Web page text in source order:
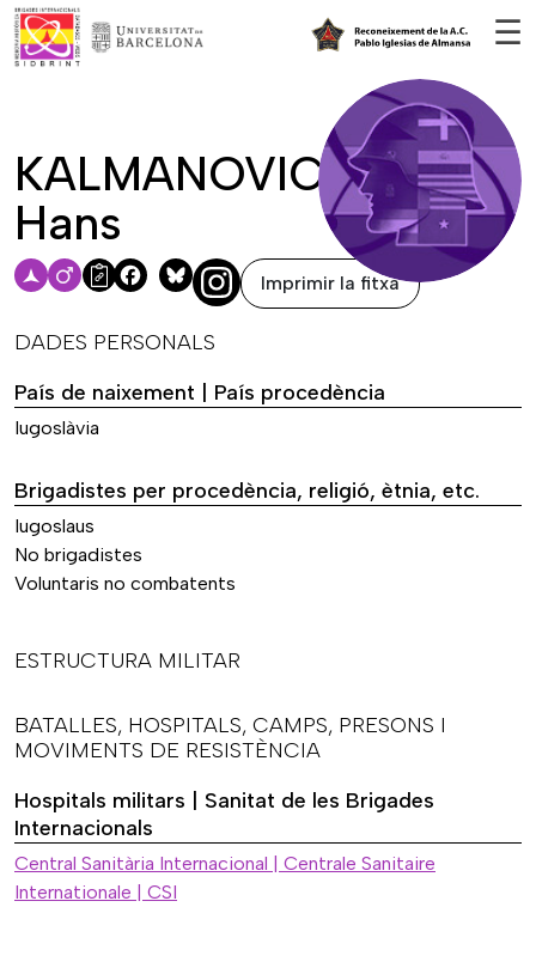
☰
KALMANOVIC,
Hans
Facebook
Bluesky Imprimir la fitxa
DADES PERSONALS
País de naixement | País procedència
Iugoslàvia
Brigadistes per procedència, religió, ètnia, etc.
Iugoslaus
No brigadistes
Voluntaris no combatents
ESTRUCTURA MILITAR
BATALLES, HOSPITALS, CAMPS, PRESONS I
MOVIMENTS DE RESISTÈNCIA
Hospitals militars | Sanitat de les Brigades
Internacionals
Central Sanitària Internacional | Centrale Sanitaire
Internationale | CSI